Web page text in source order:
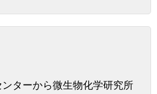
ターから微生物化学研究所